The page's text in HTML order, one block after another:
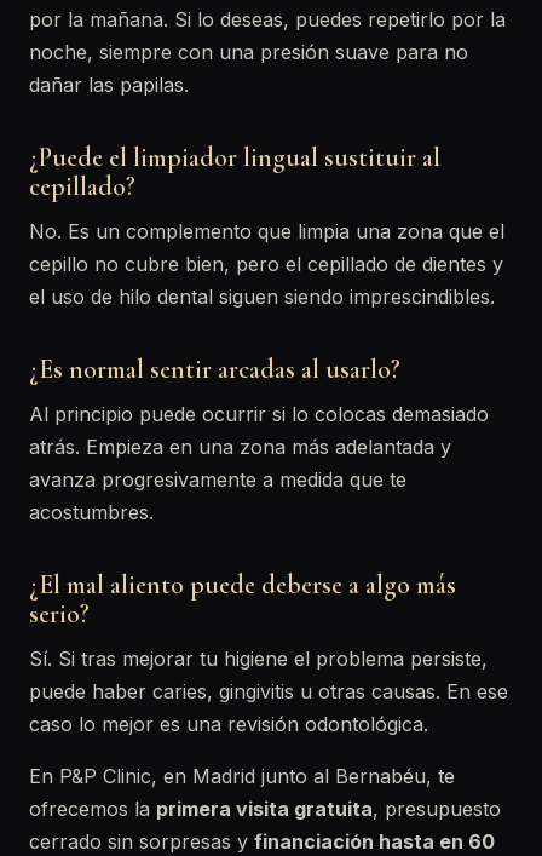
por la mañana. Si lo deseas, puedes repetirlo por la
noche, siempre con una presión suave para no
dañar las papilas.
¿Puede el limpiador lingual sustituir al
cepillado?
No. Es un complemento que limpia una zona que el
cepillo no cubre bien, pero el cepillado de dientes y
el uso de hilo dental siguen siendo imprescindibles.
¿Es normal sentir arcadas al usarlo?
Al principio puede ocurrir si lo colocas demasiado
atrás. Empieza en una zona más adelantada y
avanza progresivamente a medida que te
acostumbres.
¿El mal aliento puede deberse a algo más
serio?
Sí. Si tras mejorar tu higiene el problema persiste,
puede haber caries, gingivitis u otras causas. En ese
caso lo mejor es una revisión odontológica.
En P&P Clinic, en Madrid junto al Bernabéu, te
ofrecemos la primera visita gratuita, presupuesto
cerrado sin sorpresas y financiación hasta en 60